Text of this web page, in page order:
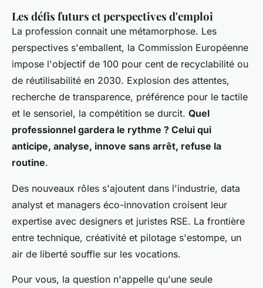
Les défis futurs et perspectives d'emploi
La profession connait une métamorphose. Les
perspectives s'emballent, la Commission Européenne
impose l'objectif de 100 pour cent de recyclabilité ou
de réutilisabilité en 2030. Explosion des attentes,
recherche de transparence, préférence pour le tactile
et le sensoriel, la compétition se durcit. Quel
professionnel gardera le rythme ? Celui qui
anticipe, analyse, innove sans arrêt, refuse la
routine.
Des nouveaux rôles s'ajoutent dans l'industrie, data
analyst et managers éco-innovation croisent leur
expertise avec designers et juristes RSE. La frontière
entre technique, créativité et pilotage s'estompe, un
air de liberté souffle sur les vocations.
Pour vous, la question n'appelle qu'une seule